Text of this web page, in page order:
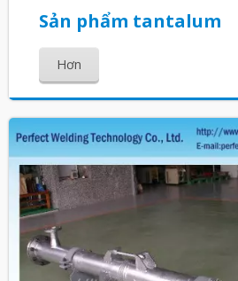
Sản phẩm tantalum
Hơn